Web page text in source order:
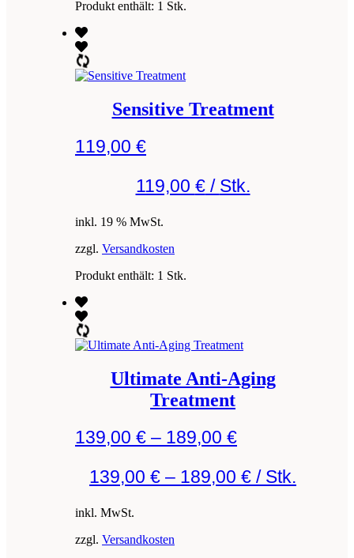
Produkt enthält: 1 Stk.
Sensitive Treatment
119,00 €
119,00 €/ Stk.
inkl. 19 % MwSt.
zzgl. Versandkosten
Produkt enthält: 1 Stk.
Ultimate Anti-Aging
Treatment
139,00 € – 189,00 €
139,00 € – 189,00 € / Stk.
inkl. MwSt.
zzgl. Versandkosten